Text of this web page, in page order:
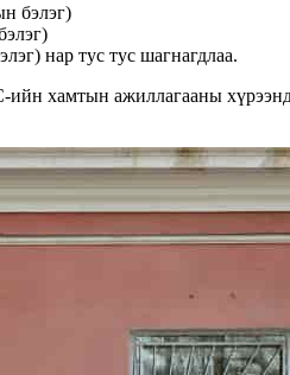
бэлэг)
нар тус тус шагнагдлаа.
хамтын ажиллагааны